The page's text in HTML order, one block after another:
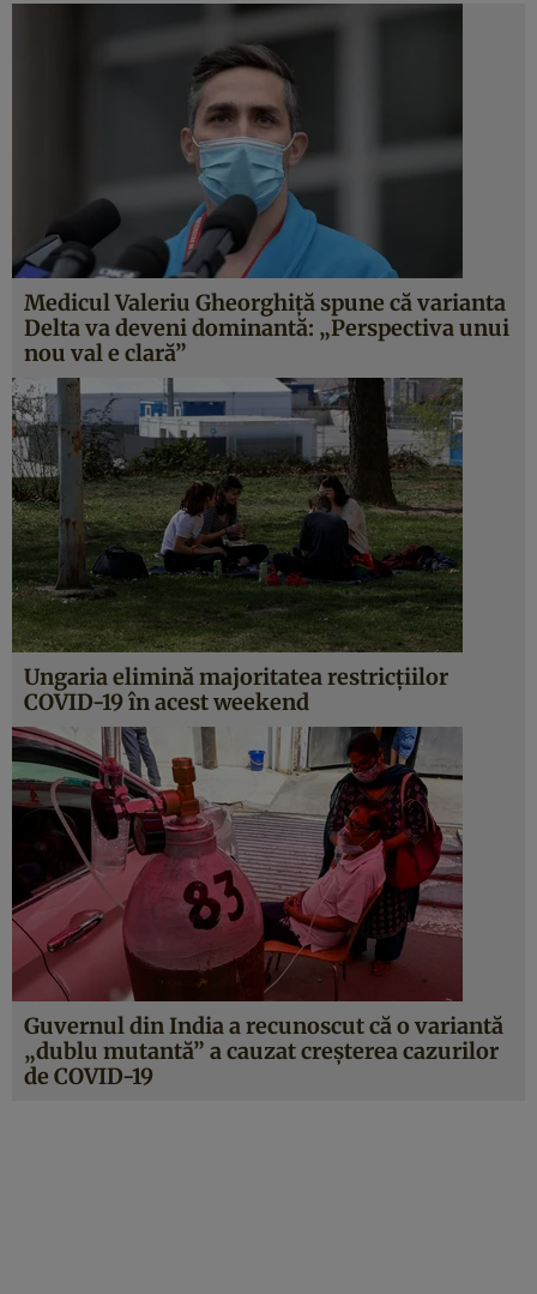
Medicul Valeriu Gheorghiță spune că varianta
Delta va deveni dominantă: „Perspectiva unui
nou val e clară”
Ungaria elimină majoritatea restricţiilor
COVID-19 în acest weekend
Guvernul din India a recunoscut că o variantă
„dublu mutantă” a cauzat creșterea cazurilor
de COVID-19